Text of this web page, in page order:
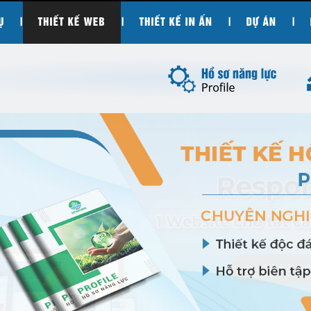
| | | |